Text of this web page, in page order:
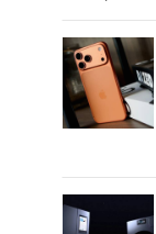
дизайн,
0 |